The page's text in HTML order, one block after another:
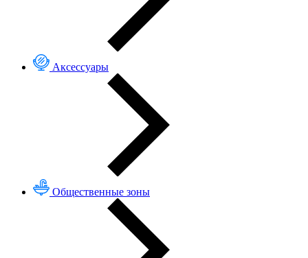
Аксессуары
Общественные зоны